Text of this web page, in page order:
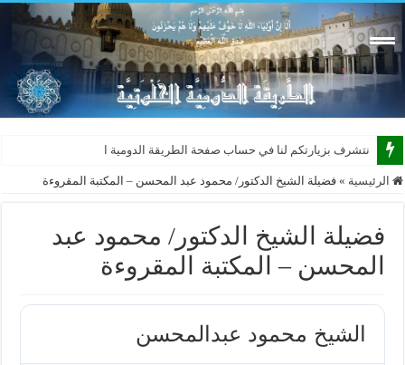
نتشرف بزيارتكم لنا في حساب صفحة الطريقة الدومية الجديدة على
الرئيسية » فضيلة الشيخ الدكتور/ محمود عبد المحسن – المكتبة المقروءة
فضيلة الشيخ الدكتور/ محمود عبد
المحسن – المكتبة المقروءة
الشيخ محمود عبدالمحسن